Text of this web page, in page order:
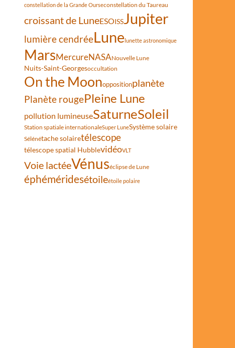
constellation de la Grande Ourseconstellation du Taureau
croissant de LuneESOISSJupiter
lumière cendréeLunelunette astronomique
MarsMercureNASANouvelle Lune
Nuits-Saint-Georgesoccultation
On the Moonoppositionplanète
Planète rougePleine Lune
pollution lumineuseSaturneSoleil
Station spatiale internationaleSuper LuneSystème solaire
Sélénétache solairetélescope
télescope spatial HubblevidéoVLT
Voie lactéeVénuséclipse de Lune
éphéméridesétoileétoile polaire